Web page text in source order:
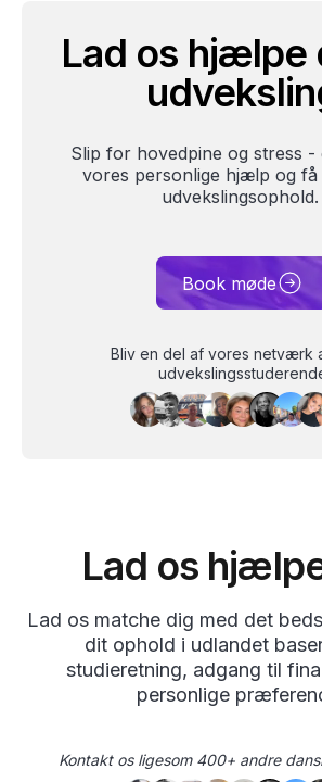
Lad os hjælpe
Slip for hovedpine og stress
vores personlige hjælp og få
udvekslingsophold.
Book møde
Bliv en del af vores netværk
Lad os
Lad os matche dig med det
dit ophold i udlandet
studieretning, adgang til
personlige
Kontakt os ligesom 400+ andre